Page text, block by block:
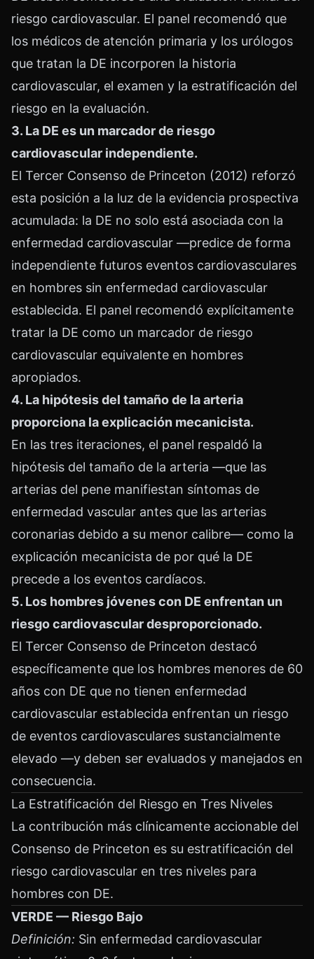
riesgo cardiovascular. El panel recomendó que
los médicos de atención primaria y los urólogos
que tratan la DE incorporen la historia
cardiovascular, el examen y la estratificación del
riesgo en la evaluación.
3. La DE es un marcador de riesgo
cardiovascular independiente.
El Tercer Consenso de Princeton (2012) reforzó
esta posición a la luz de la evidencia prospectiva
acumulada: la DE no solo está asociada con la
enfermedad cardiovascular —predice de forma
independiente futuros eventos cardiovasculares
en hombres sin enfermedad cardiovascular
establecida. El panel recomendó explícitamente
tratar la DE como un marcador de riesgo
cardiovascular equivalente en hombres
apropiados.
4. La hipótesis del tamaño de la arteria
proporciona la explicación mecanicista.
En las tres iteraciones, el panel respaldó la
hipótesis del tamaño de la arteria —que las
arterias del pene manifiestan síntomas de
enfermedad vascular antes que las arterias
coronarias debido a su menor calibre— como la
explicación mecanicista de por qué la DE
precede a los eventos cardíacos.
5. Los hombres jóvenes con DE enfrentan un
riesgo cardiovascular desproporcionado.
El Tercer Consenso de Princeton destacó
específicamente que los hombres menores de 60
años con DE que no tienen enfermedad
cardiovascular establecida enfrentan un riesgo
de eventos cardiovasculares sustancialmente
elevado —y deben ser evaluados y manejados en
consecuencia.
La Estratificación del Riesgo en Tres Niveles
La contribución más clínicamente accionable del
Consenso de Princeton es su estratificación del
riesgo cardiovascular en tres niveles para
hombres con DE.
VERDE — Riesgo Bajo
Definición: Sin enfermedad cardiovascular